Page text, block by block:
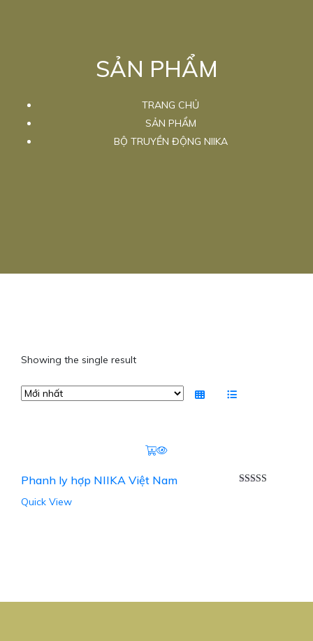
SẢN PHẨM
TRANG CHỦ
SẢN PHẨM
BỘ TRUYỀN ĐỘNG NIIKA
Showing the single result
Phanh ly hợp NIIKA Việt Nam
Quick View